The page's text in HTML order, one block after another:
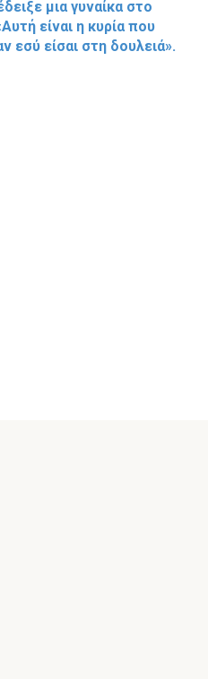
μια γυναίκα στο
είναι η κυρία που
εσύ είσαι στη δουλειά».